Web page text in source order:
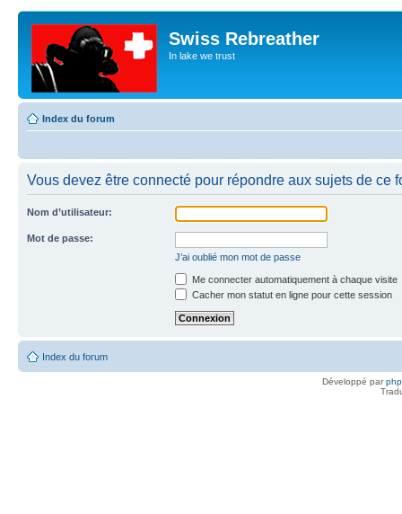
Swiss Rebreather
In lake we trust
Index du forum
Vous devez être connecté pour répondre aux sujets de ce
Nom d’utilisateur:
Mot de passe:
J’ai oublié mon mot de passe
Me connecter automatiquement à chaque visite
Cacher mon statut en ligne pour cette session
Index du forum
Développé par